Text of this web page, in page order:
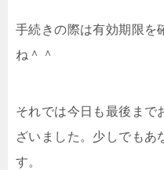
手続きの際は有効期限を
ね＾＾
それでは今日も最後まで
ざいました。少しでもあ
す。